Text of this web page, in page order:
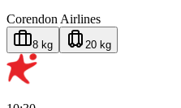
Corendon Airlines
8 kg 20 kg